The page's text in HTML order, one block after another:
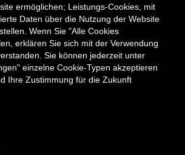
ermöglichen; Leistungs-Cookies, mit
Daten über die Nutzung der Website
Wenn Sie "Alle Cookies
erklären Sie sich mit der Verwendung
Sie können jederzeit unter
einzelne Cookie-Typen akzeptieren
Ihre Zustimmung für die Zukunft
Karriere
Veranstaltungen
GmbH